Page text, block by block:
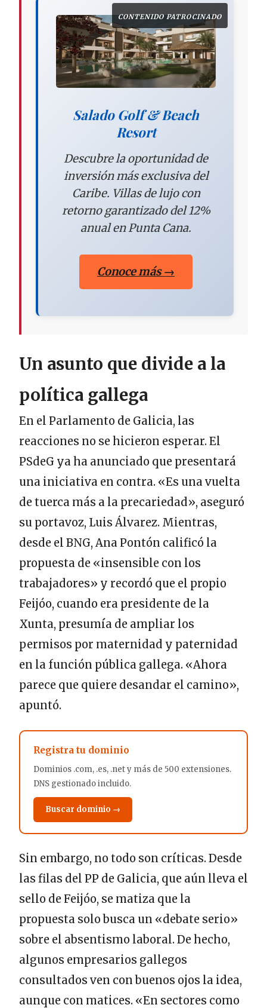
CONTENIDO PATROCINADO
Salado Golf & Beach
Resort
Descubre la oportunidad de
inversión más exclusiva del
Caribe. Villas de lujo con
retorno garantizado del 12%
anual en Punta Cana.
Conoce más →
Un asunto que divide a la
política gallega
En el Parlamento de Galicia, las
reacciones no se hicieron esperar. El
PSdeG ya ha anunciado que presentará
una iniciativa en contra. «Es una vuelta
de tuerca más a la precariedad», aseguró
su portavoz, Luis Álvarez. Mientras,
desde el BNG, Ana Pontón calificó la
propuesta de «insensible con los
trabajadores» y recordó que el propio
Feijóo, cuando era presidente de la
Xunta, presumía de ampliar los
permisos por maternidad y paternidad
en la función pública gallega. «Ahora
parece que quiere desandar el camino»,
apuntó.
Registra tu dominio
Dominios .com, .es, .net y más de 500 extensiones.
DNS gestionado incluido.
Buscar dominio →
Sin embargo, no todo son críticas. Desde
las filas del PP de Galicia, que aún lleva el
sello de Feijóo, se matiza que la
propuesta solo busca un «debate serio»
sobre el absentismo laboral. De hecho,
algunos empresarios gallegos
consultados ven con buenos ojos la idea,
aunque con matices. «En sectores como